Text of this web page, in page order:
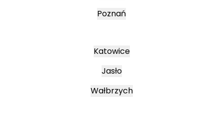
Poznań
Katowice
Jasło
Wałbrzych